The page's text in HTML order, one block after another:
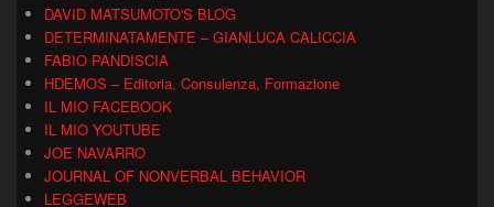
DAVID MATSUMOTO'S BLOG
DETERMINATAMENTE – GIANLUCA CALICCIA
FABIO PANDISCIA
HDEMOS – Editoria, Consulenza, Formazione
IL MIO FACEBOOK
IL MIO YOUTUBE
JOE NAVARRO
JOURNAL OF NONVERBAL BEHAVIOR
LEGGEWEB